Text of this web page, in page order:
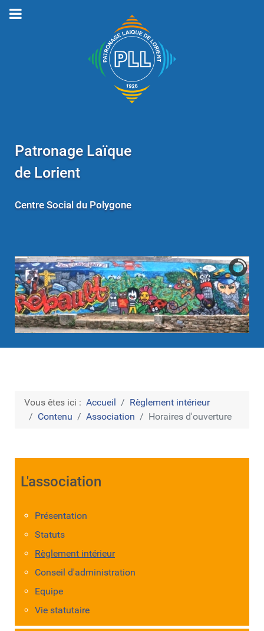
Patronage Laïque
de Lorient
Centre Social du Polygone
Vous êtes ici : Accueil
Règlement intérieur
Contenu
Association Horaires d'ouverture
L'association
Présentation
Statuts
Règlement intérieur
Conseil d'administration
Equipe
Vie statutaire